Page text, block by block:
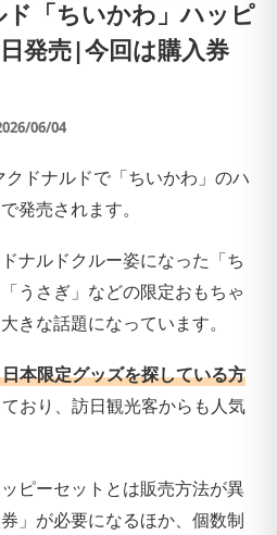
「ちいかわ」ハッピ
発売|今回は購入券
06/04
ドナルドで「ちいかわ」のハ
発売されます。
ナルドクルー姿になった「ち
うさぎ」などの限定おもちゃ
きな話題になっています。
本限定グッズを探している方
おり、訪日観光客からも人気
ピーセットとは販売方法が異
」が必要になるほか、個数制